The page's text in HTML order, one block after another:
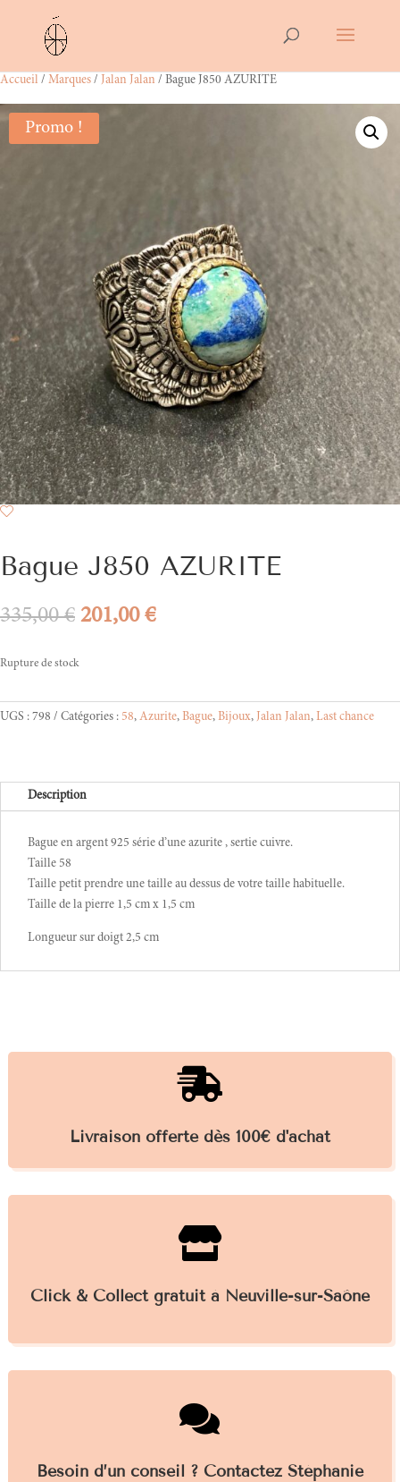
Accueil / Marques / Jalan Jalan / Bague J850 AZURITE
Promo !
Bague J850 AZURITE
335,00€ Le
335,00 €.
201,00€Le
201,00 €.
Rupture de stock
UGS : 798 Catégories : 58, Azurite, Bague, Bijoux, Jalan Jalan, Last chance
Description
Bague en argent 925 série d’une azurite , sertie cuivre.
Taille 58
Taille petit prendre une taille au dessus de votre taille habituelle.
Taille de la pierre 1,5 cm x 1,5 cm
Longueur sur doigt 2,5 cm

Livraison offerte dès 100€ d'achat

Click & Collect gratuit à Neuville-sur-Saône

Besoin d’un conseil ? Contactez Stéphanie